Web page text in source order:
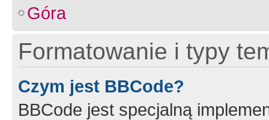
Góra
Formatowanie i typy
Czym jest BBCode?
BBCode jest specjalną